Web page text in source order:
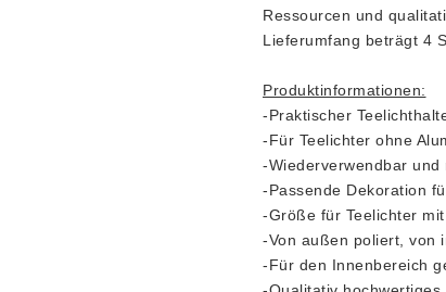
Ressourcen und
Lieferumfang beträgt 4
Produktinformationen:
-Praktischer
-Für Teelichter ohne
-Wiederverwendbar und
-Passende Dekoration
-Größe für Teelichter
-Von außen poliert, von
-Für den Innenbereich